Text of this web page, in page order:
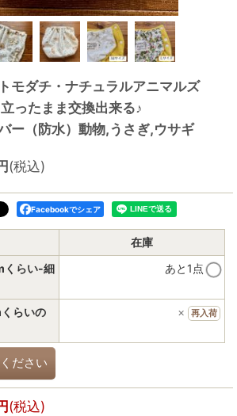
モダチ・ナチュラルアニマルズ
ったまま交換出来る♪
ー（防水）動物,うさぎ,ウサギ
(税込)
Facebookでシェア
在庫
らい-細
あと1点
らいの
× 再入荷
ださい
(税込)